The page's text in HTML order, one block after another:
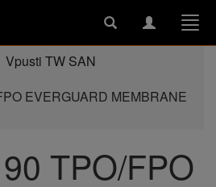
Toggle
Toggle
Vpusti TW SAN
EVERGUARD MEMBRANE
TPO/FPO